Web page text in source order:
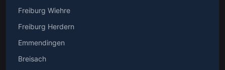
Freiburg Wiehre
Freiburg Herdern
Emmendingen
Breisach